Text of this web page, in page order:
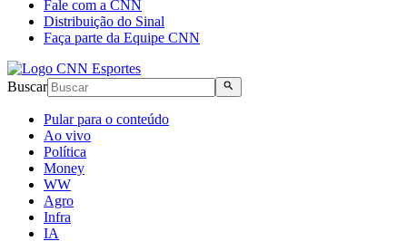
Fale com a CNN
Distribuição do Sinal
Faça parte da Equipe CNN
Buscar
Pular para o conteúdo
Ao vivo
Política
Money
WW
Agro
Infra
IA